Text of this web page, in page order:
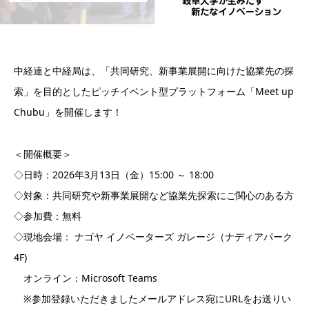
中経連と中経局は、「共同研究、新事業展開に向けた協業先の探
索」を目的としたピッチイベント型プラットフォーム「Meet up
Chubu」を開催します！
＜開催概要＞
◇日時：2026年3月13日（金）15:00 ～ 18:00
◇対象：共同研究や新事業展開など協業先探索にご関心のある方
◇参加費：無料
◇現地会場： ナゴヤ イノベーターズ ガレージ（ナディアパーク
4F)
オンライン：Microsoft Teams
※参加登録いただきましたメールアドレス宛にURLをお送りい